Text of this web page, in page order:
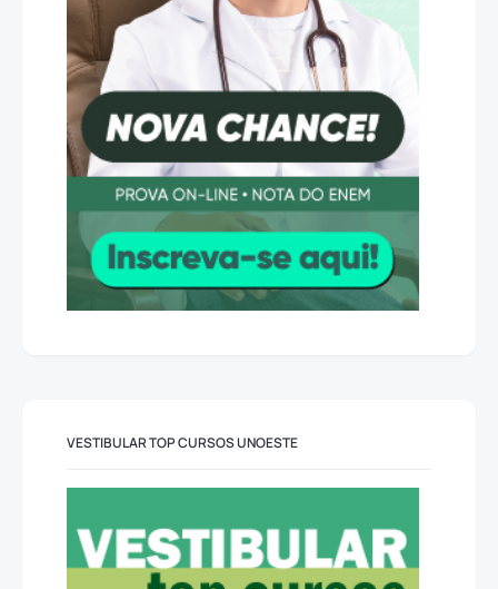
VESTIBULAR TOP CURSOS UNOESTE